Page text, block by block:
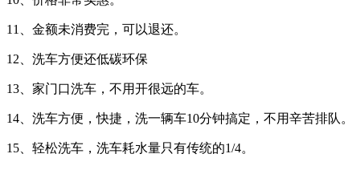
11、金额未消费完，可以退还。
12、洗车方便还低碳环保
13、家门口洗车，不用开很远的车。
14、洗车方便，快捷，洗一辆车10分钟搞定，不用辛苦排队。
15、轻松洗车，洗车耗水量只有传统的1/4。